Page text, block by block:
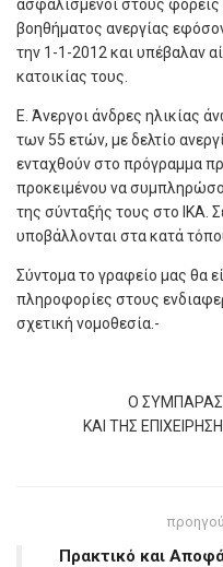
ασφαλισμένοι στους
βοηθήματος ανεργίας
την 1-1-2012 και υπέβαλαν
κατοικίας τους.
Ε. Άνεργοι άνδρες ηλικίας
των 55 ετών, με δελτίο
ενταχθούν στο πρόγραμμα
προκειμένου να
της σύνταξής τους στο ΙΚΑ.
υποβάλλονται στα κατά
Σύντομα το γραφείο μας θα
πληροφορίες στους
σχετική νομοθεσία.-
Ο
ΚΑΙ ΤΗΣ
Πρακτικό και